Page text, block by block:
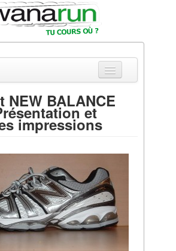
Réseaux
NEW BALANCE
et
impressions